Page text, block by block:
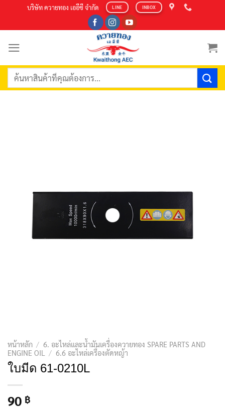
content
บริษัท ควายทอง เออีซี จำกัด LINE INBOX
ค้นหา:
หน้าหลัก / 6. อะไหล่และน้ำมันเครื่องควายทอง SPARE PARTS AND
ENGINE OIL
/ 6.6 อะไหล่เครื่องตัดหญ้า
ใบมีด 61-0210L
90 ฿